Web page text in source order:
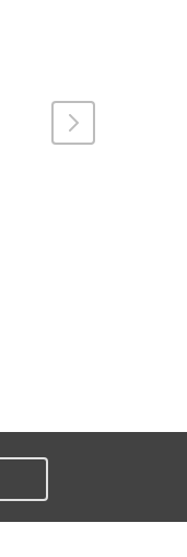
FRUTAS Y VERDURAS